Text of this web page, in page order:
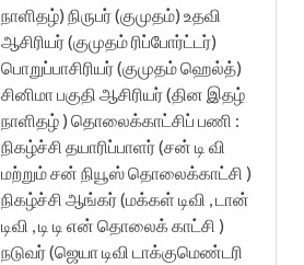
நாளிதழ்) நிருபர் (குமுதம்) உதவி
ஆசிரியர் (குமுதம் ரிப்போர்ட்டர்)
பொறுப்பாசிரியர் (குமுதம் ஹெல்த்)
சினிமா பகுதி ஆசிரியர் (தின இதழ்
நாளிதழ் ) தொலைக்காட்சிப் பணி :
நிகழ்ச்சி தயாரிப்பாளர் (சன் டி வி
மற்றும் சன் நியூஸ் தொலைக்காட்சி )
நிகழ்ச்சி ஆங்கர் (மக்கள் டிவி , டான்
டிவி , டி டி என் தொலைக் காட்சி )
நடுவர் (ஜெயா டிவி டாக்குமெண்டரி